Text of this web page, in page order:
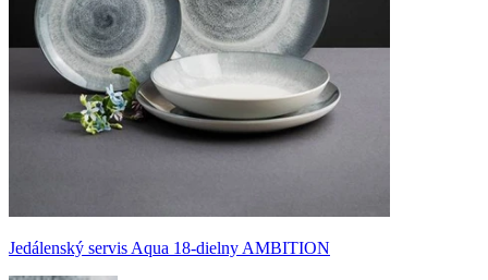
Jedálenský servis Aqua 18-dielny AMBITION